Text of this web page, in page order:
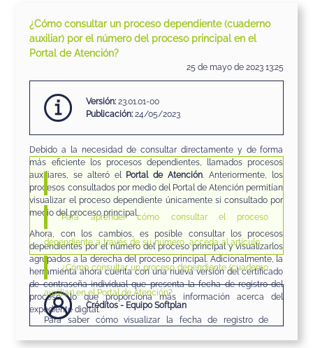
1. Para verificar la fecha de registro del proceso en el certificado
de contraseña,busqueen elPanel de TareasdeLEGALi la tarjeta
del proceso deseado, haga clic en el menú del
seleccione la opción Contraseña del proceso (2)
2.Seleccione unproceso (1)y haga clic enImprimir certificado
l sistema mostrará la fecha de registro del proceso junto al
¡Muy bien!Usted ha visto cómovisualizar la fecha de registro de
procesos del certificado de contraseña en
LEGALi. Aproveche
estos conocimientos y compártalos con sus colegas.
Conozca más
mediante la búsqueda por el número del proceso
principal, acceda al artículo:
¿Cómo consultar un proceso dependiente (cuaderno
de Atención?
¿Cómo consultar un proceso dependiente (cuaderno
auxiliar) por el número del proceso principal en el
Portal de Atención?
25 de mayo de 2023 13:25
Versión: 23.01.01-00
Publicación: 24/05/2023
Debido a la necesidad de consultar directamente y de forma
más eficiente los procesos dependientes, llamados procesos
auxiliares, se alteró el Portal de Atención. Anteriormente, los
procesos consultados por medio del Portal de Atención permitían
visualizar el proceso dependiente únicamente si consultado por
medio del proceso principal.
Ahora, con los cambios, es posible consultar los procesos
dependientes por el número del proceso principal y visualizarlos
agrupados a la derecha del proceso principal. Adicionalmente, la
herramienta ahora cuenta con una nueva versión del certificado
de contraseña individual que presenta la fecha de registro del
proceso, lo que proporciona más información acerca del
expediente digital.
dependientes(cuadernos auxiliares) por el número del proceso
Para aprender cómo consultar el proceso
dependiente a través de su número, acceda al artículo:
¿Cómo consultar un proceso dependiente (cuaderno
auxiliar) en el Portal de Atención?
Para saber cómo visualizar la fecha de registro de
artículo:
Créditos - Equipo Softplan